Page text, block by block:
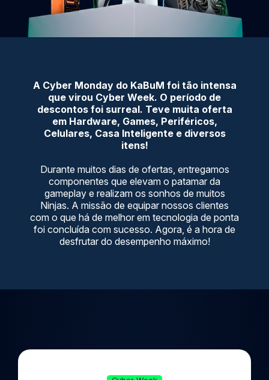
A Cyber Monday do KaBuM foi tão intensa
que virou Cyber Week. O período de
descontos foi surreal. Teve muita oferta
em Hardware, Games, Periféricos,
Celulares, Casa Inteligente e diversos
itens!
Durante muitos dias de ofertas, entregamos
componentes que elevam o patamar da
gameplay e realizam os sonhos de muitos
Ninjas. A missão de equipar nossos clientes
com o que há de melhor em tecnologia de ponta
foi concluída com sucesso. Agora, é a hora de
desfrutar do desempenho máximo!